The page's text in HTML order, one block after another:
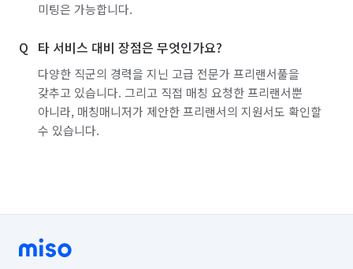
미팅은 가능합니다.
타 서비스 대비 장점은 무엇인가요?
다양한 직군의 경력을 지닌 고급 전문가 프리랜서풀을
갖추고 있습니다. 그리고 직접 매칭 요청한 프리랜서뿐
아니라, 매칭매니저가 제안한 프리랜서의 지원서도 확인할
수 있습니다.